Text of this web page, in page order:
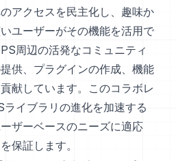
アクセスを民主化し、趣味か
ユーザーがその機能を活用で
周辺の活発なコミュニティ
供、プラグインの作成、機能
献しています。このコラボレ
イブラリの進化を加速する
ザーベースのニーズに適応
保証します。